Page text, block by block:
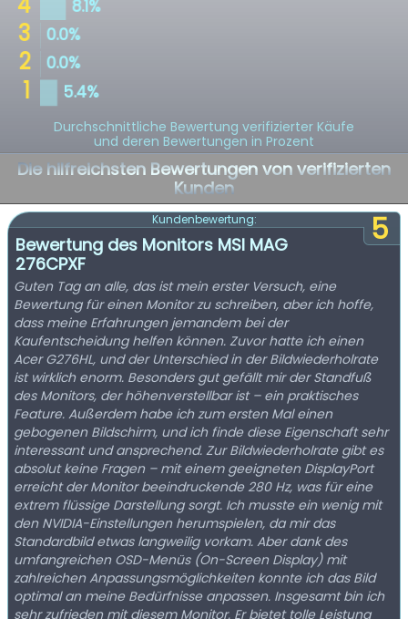
Durchschnittliche Bewertung verifizierter Käufe
und deren Bewertungen in Prozent
Die hilfreichsten Bewertungen von verifizierten
Kunden
5
Kundenbewertung:
Bewertung des Monitors MSI MAG
276CPXF
Guten Tag an alle, das ist mein erster Versuch, eine
Bewertung für einen Monitor zu schreiben, aber ich hoffe,
dass meine Erfahrungen jemandem bei der
Kaufentscheidung helfen können. Zuvor hatte ich einen
Acer G276HL, und der Unterschied in der Bildwiederholrate
ist wirklich enorm. Besonders gut gefällt mir der Standfuß
des Monitors, der höhenverstellbar ist – ein praktisches
Feature. Außerdem habe ich zum ersten Mal einen
gebogenen Bildschirm, und ich finde diese Eigenschaft sehr
interessant und ansprechend. Zur Bildwiederholrate gibt es
absolut keine Fragen – mit einem geeigneten DisplayPort
erreicht der Monitor beeindruckende 280 Hz, was für eine
extrem flüssige Darstellung sorgt. Ich musste ein wenig mit
den NVIDIA-Einstellungen herumspielen, da mir das
Standardbild etwas langweilig vorkam. Aber dank des
umfangreichen OSD-Menüs (On-Screen Display) mit
zahlreichen Anpassungsmöglichkeiten konnte ich das Bild
optimal an meine Bedürfnisse anpassen. Insgesamt bin ich
sehr zufrieden mit diesem Monitor. Er bietet tolle Leistung